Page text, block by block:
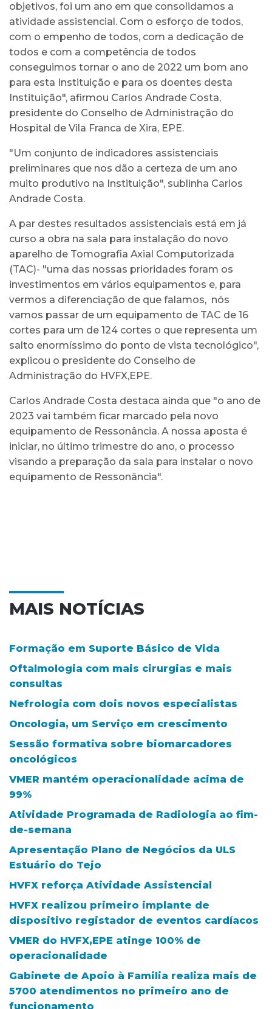
objetivos, foi um ano em que consolidamos a
atividade assistencial. Com o esforço de todos,
com o empenho de todos, com a dedicação de
todos e com a competência de todos
conseguimos tornar o ano de 2022 um bom ano
para esta Instituição e para os doentes desta
Instituição", afirmou Carlos Andrade Costa,
presidente do Conselho de Administração do
Hospital de Vila Franca de Xira, EPE.
"Um conjunto de indicadores assistenciais
preliminares que nos dão a certeza de um ano
muito produtivo na Instituição", sublinha Carlos
Andrade Costa.
A par destes resultados assistenciais está em já
curso a obra na sala para instalação do novo
aparelho de Tomografia Axial Computorizada
(TAC)- "uma das nossas prioridades foram os
investimentos em vários equipamentos e, para
vermos a diferenciação de que falamos, nós
vamos passar de um equipamento de TAC de 16
cortes para um de 124 cortes o que representa um
salto enormíssimo do ponto de vista tecnológico",
explicou o presidente do Conselho de
Administração do HVFX,EPE.
Carlos Andrade Costa destaca ainda que "o ano de
2023 vai também ficar marcado pela novo
equipamento de Ressonância. A nossa aposta é
iniciar, no último trimestre do ano, o processo
visando a preparação da sala para instalar o novo
equipamento de Ressonância".
MAIS NOTÍCIAS
Formação em Suporte Básico de Vida
Oftalmologia com mais cirurgias e mais
consultas
Nefrologia com dois novos especialistas
Oncologia, um Serviço em crescimento
Sessão formativa sobre biomarcadores
oncológicos
VMER mantém operacionalidade acima de
99%
Atividade Programada de Radiologia ao fim-
de-semana
Apresentação Plano de Negócios da ULS
Estuário do Tejo
HVFX reforça Atividade Assistencial
HVFX realizou primeiro implante de
dispositivo registador de eventos cardíacos
VMER do HVFX,EPE atinge 100% de
operacionalidade
Gabinete de Apoio à Familia realiza mais de
5700 atendimentos no primeiro ano de
funcionamento